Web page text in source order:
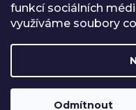
funkcí sociálních
využíváme soubory
Odmítnout
Rádi bychom vás
máme z důvodu
budou vyřízeny co
PODMÍNKY OCHRANY
VRÁCENÍ ZBOŽÍ
Loading